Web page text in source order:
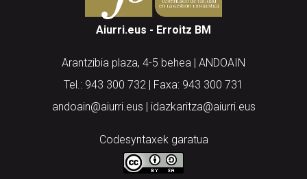
Aiurri.eus - Erroitz BM
Arantzibia plaza, 4-5 behea | ANDOAIN
Tel.: 943 300 732 | Faxa: 943 300 731
andoain@aiurri.eus | idazkaritza@aiurri.eus
Codesyntaxek garatua